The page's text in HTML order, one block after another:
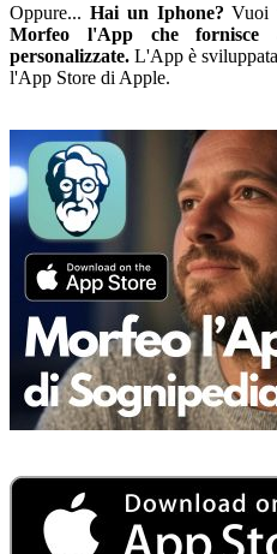
Oppure... Hai un Iphone? Vuoi
Morfeo l'App che fornisce
personalizzate. L'App è
l'App Store di Apple.